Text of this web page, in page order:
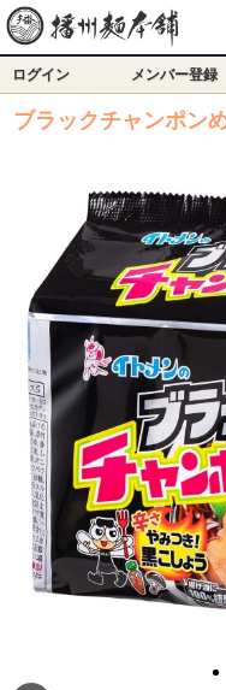
ログイン メンバー登録
ブラックチャンポン